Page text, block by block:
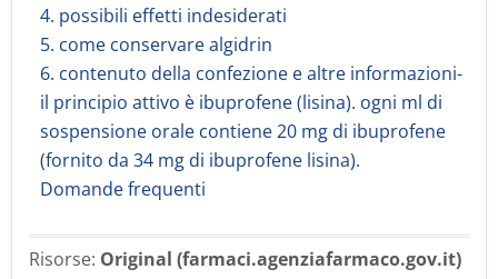
4. possibili effetti indesiderati
5. come conservare algidrin
6. contenuto della confezione e altre informazioni-
il principio attivo è ibuprofene (lisina). ogni ml di
sospensione orale contiene 20 mg di ibuprofene
(fornito da 34 mg di ibuprofene lisina).
Domande frequenti
Risorse: Original (farmaci.agenziafarmaco.gov.it)